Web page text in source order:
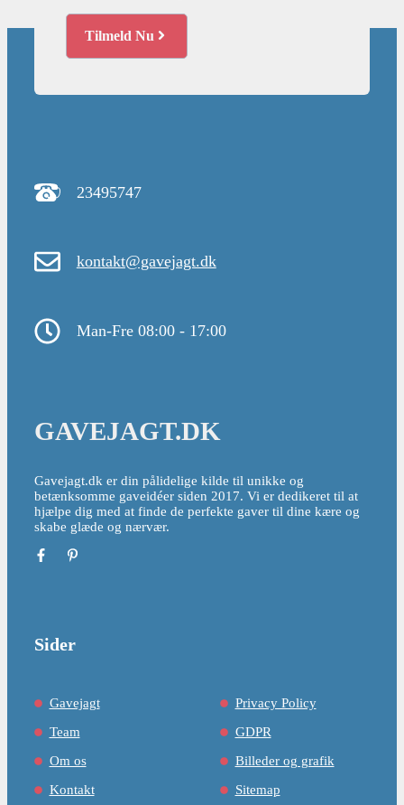
Tilmeld Nu
23495747
kontakt@gavejagt.dk
Man-Fre 08:00 - 17:00
GAVEJAGT.DK
Gavejagt.dk er din pålidelige kilde til unikke og
betænksomme gaveidéer siden 2017. Vi er dedikeret til at
hjælpe dig med at finde de perfekte gaver til dine kære og
skabe glæde og nærvær.
Sider
Gavejagt
Team
Om os
Kontakt
Privacy Policy
GDPR
Billeder og grafik
Sitemap